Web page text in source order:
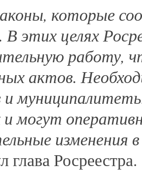
которые
этих целях
работу,
актов.
и
могут
изменения
глава Росреестра.